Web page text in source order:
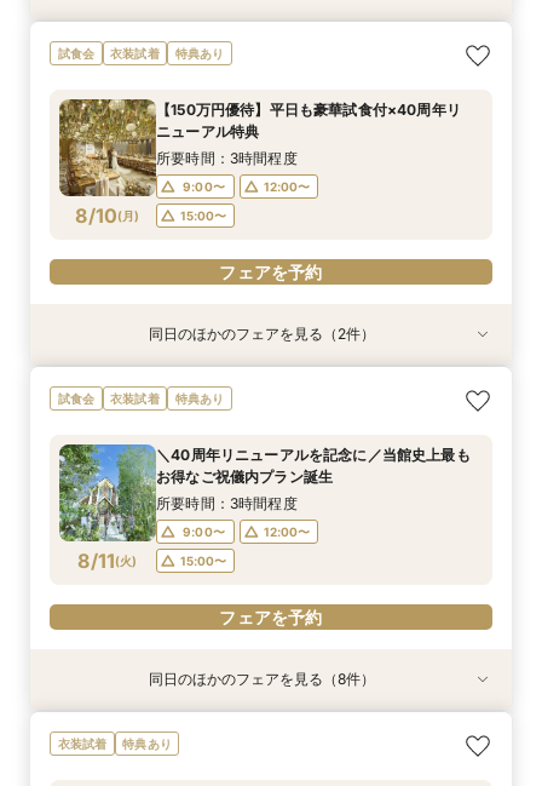
8/9(日)
【料理重視の方へ】豪華2万円相当フレンチ試食
付特別フェア
10:00〜
17:00〜
フェアを予約
8/9(日)
【見積相談会】結婚式費用を抑えて挙げるコツを
教えます♪
10:00〜
17:00〜
フェアを予約
8/9(日)
【マタニティ＆パパママ婚】Wハッピーなあなた
に☆
10:00〜
14:00〜
フェアを予約
8/9(日)
＼館内ツアー／すきま時間で気軽に♪60分でゆ
るっと式場見学！
10:00〜
14:00〜
16:00〜
18:00〜
8/9(日)
【少人数ウエディング歓迎】試着＆フレンチ試食
付じっくり相談会
10:00〜
17:00〜
フェアを予約
8/9(日)
＼50万優待／市場直送海鮮×牛フィレ豪華2万円
試食×演出体験
10:00〜
フェアを予約
8/9(日)
【結婚式を迷われてる方におすすめ】気軽に見学
＆試食フェア
9:00〜
15:00〜
フェアを予約
8/9(日)
【写真婚】スナップデータ特典×ドレス試着×オ
リジナルスイーツ
10:00〜
17:00〜
フェアを予約
試食会 衣装試着 特典あり
8/10(月)
【150万円優待】平日も豪華試食付×40周年リ
ニューアル特典
所要時間：3時間程度
9:00〜
12:00〜
15:00〜
フェアを予約
衣装試着 特典あり
8/10(月)
【料理重視の方へ】豪華2万円相当フレンチ試食
付特別フェア
10:00〜
14:00〜
17:00〜
フェアを予約
8/10(月)
＼館内ツアー／すきま時間で気軽に♪60分でゆ
るっと式場見学！
10:00〜
12:00〜
14:00〜
16:00〜
18:00〜
同日のほかのフェアを見る（2件）
試食会 衣装試着 特典あり
8/11(火)
＼40周年リニューアルを記念に／当館史上最も
お得なご祝儀内プラン誕生
所要時間：3時間程度
9:00〜
12:00〜
15:00〜
フェアを予約
衣装試着 特典あり
【料理重視の方へ】豪華2万円相当フレンチ試食
付特別フェア
【見積相談会】結婚式費用を抑えて挙げるコツを
教えます♪
【マタニティ＆パパママ婚】Wハッピーなあなた
に☆
＼館内ツアー／すきま時間で気軽に♪60分でゆ
るっと式場見学！
衣装試着 特典あり
【少人数ウエディング歓迎】試着＆フレンチ試食
付じっくり相談会
衣装試着 特典あり
＼50万優待／市場直送海鮮×牛フィレ豪華2万円
試食×演出体験
衣装試着 特典あり
【結婚式を迷われてる方におすすめ】気軽に見学
＆試食フェア
衣装試着 特典あり
【写真婚】スナップデータ特典×ドレス試着×オ
リジナルスイーツ
同日のほかのフェアを見る（8件）
衣装試着 特典あり